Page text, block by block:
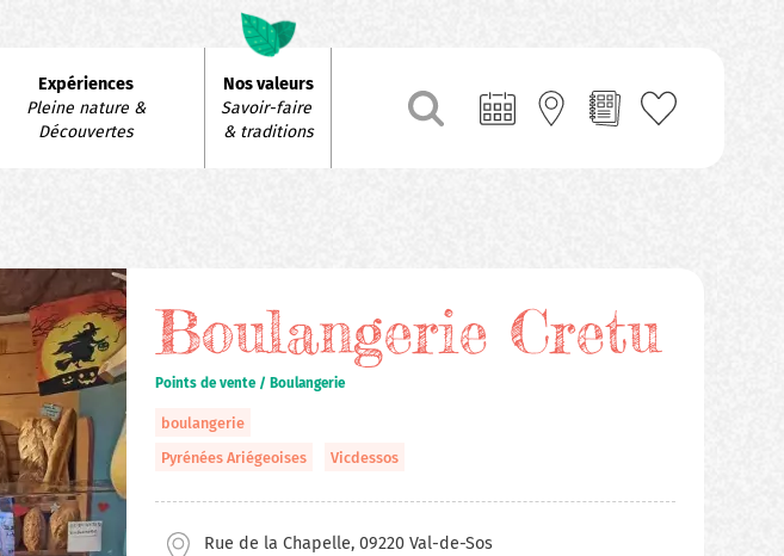
Expériences
Pleine nature &
Découvertes
Nos valeurs
Savoir-faire
& traditions
Boulangerie Cretu
Points de vente / Boulangerie
boulangerie
Pyrénées Ariégeoises
Vicdessos
Rue de la Chapelle, 09220 Val-de-Sos